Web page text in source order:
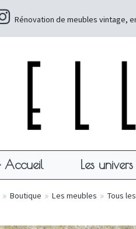
Rénovation de meubles vintage,
Accueil Les univers
» Boutique » Les meubles » Tous